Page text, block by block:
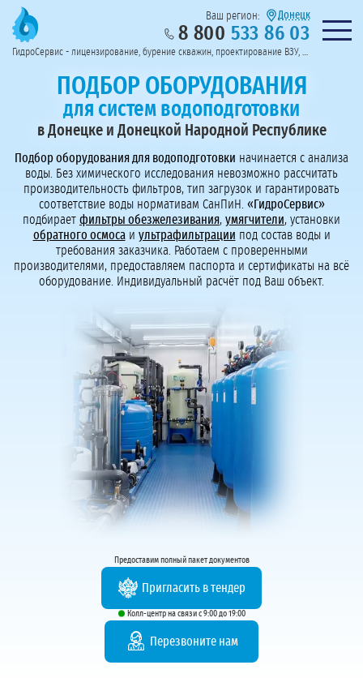
Предоставим полный пакет документов
Пригласить в тендер
Колл-центр на связи с 9:00 до 19:00
Перезвоните мне!
Ваш регион: Донецк
8 800 533 86 03 Нужна
ГидроСервис - лицензирование, бурение скважин, проектирование ВЗУ, системы водоподготовки
ПОДБОР ОБОРУДОВАНИЯ
для систем водоподготовки
в Донецке и Донецкой Народной Республике
Подбор оборудования для водоподготовки начинается с анализа
воды. Без химического исследования невозможно рассчитать
производительность фильтров, тип загрузок и гарантировать
соответствие воды нормативам СанПиН. «ГидроСервис»
подбирает фильтры обезжелезивания, умягчители, установки
обратного осмосаи ультрафильтрации под состав воды и
требования заказчика. Работаем с проверенными
производителями, предоставляем паспорта и сертификаты на всё
оборудование. Индивидуальный расчёт под Ваш объект.
Предоставим полный пакет документов
Пригласить в тендер
Колл-центр на связи с 9:00 до 19:00
Перезвоните нам